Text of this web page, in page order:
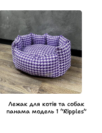
Лежак для котів та собак
панама модель 1 “Ripples”